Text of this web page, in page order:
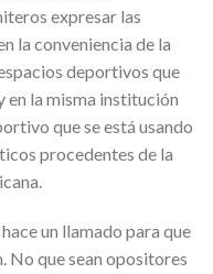
expresar las
la conveniencia de la
deportivos que
en la misma institución
que se está usando
procedentes de la
un llamado para que
No que sean opositores